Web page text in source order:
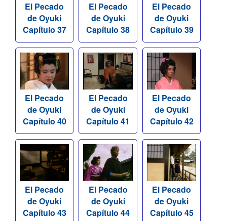
El Pecado
de Oyuki
Capítulo 37
El Pecado
de Oyuki
Capítulo 38
El Pecado
de Oyuki
Capítulo 39
El Pecado
de Oyuki
Capítulo 40
El Pecado
de Oyuki
Capítulo 41
El Pecado
de Oyuki
Capítulo 42
El Pecado
de Oyuki
Capítulo 43
El Pecado
de Oyuki
Capítulo 44
El Pecado
de Oyuki
Capítulo 45